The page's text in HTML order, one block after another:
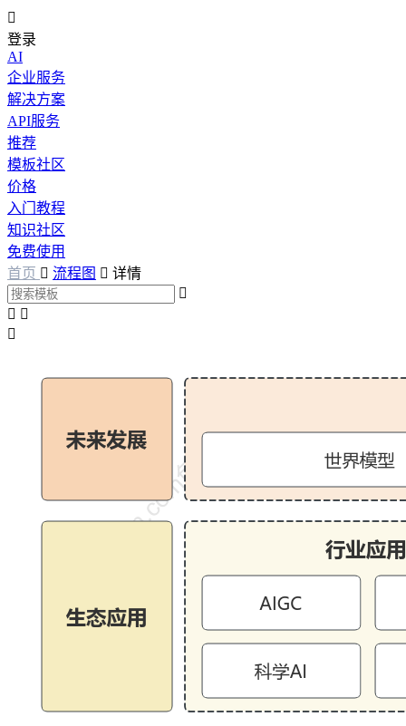

登录
AI
企业服务
解决方案
API服务
推荐
模板社区
价格
入门教程
知识社区
免费使用
首页  流程图  详情

 
